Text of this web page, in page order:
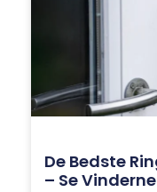
De Bedste
– Se